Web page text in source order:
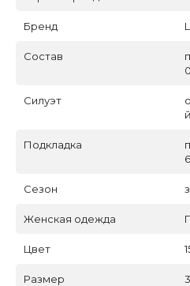
Бренд
Состав
Силуэт
й
Подкладка
Сезон
Женская одежда
Цвет
Размер